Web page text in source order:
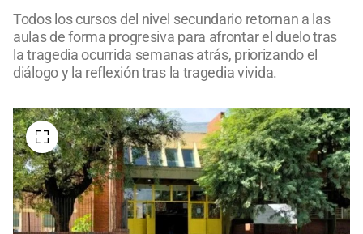
Todos los cursos del nivel secundario retornan a las
aulas de forma progresiva para afrontar el duelo tras
la tragedia ocurrida semanas atrás, priorizando el
diálogo y la reflexión tras la tragedia vivida.